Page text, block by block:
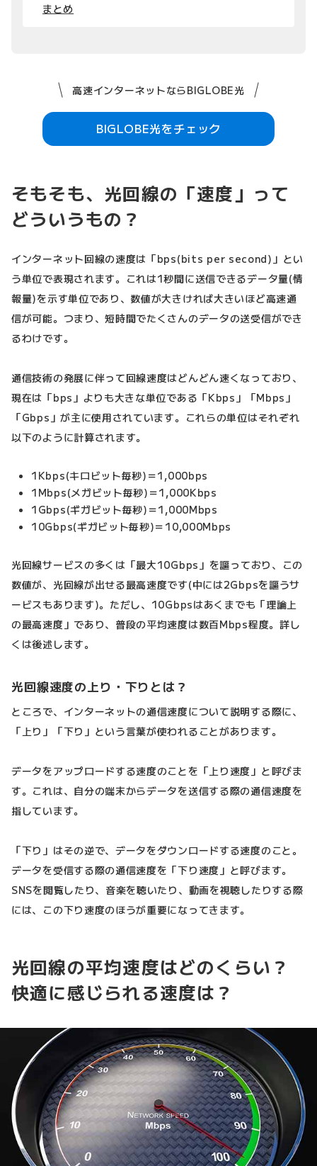
まとめ
高速インターネットならBIGLOBE光
BIGLOBE光をチェック
そもそも、光回線の「速度」って
どういうもの？
インターネット回線の速度は「bps(bits per second)」とい
う単位で表現されます。これは1秒間に送信できるデータ量(情
報量)を示す単位であり、数値が大きければ大きいほど高速通
信が可能。つまり、短時間でたくさんのデータの送受信ができ
るわけです。
通信技術の発展に伴って回線速度はどんどん速くなっており、
現在は「bps」よりも大きな単位である「Kbps」「Mbps」
「Gbps」が主に使用されています。これらの単位はそれぞれ
以下のように計算されます。
1Kbps(キロビット毎秒)＝1,000bps
1Mbps(メガビット毎秒)＝1,000Kbps
1Gbps(ギガビット毎秒)＝1,000Mbps
10Gbps(ギガビット毎秒)＝10,000Mbps
光回線サービスの多くは「最大10Gbps」を謳っており、この
数値が、光回線が出せる最高速度です(中には2Gbpsを謳うサ
ービスもあります)。ただし、10Gbpsはあくまでも「理論上
の最高速度」であり、普段の平均速度は数百Mbps程度。詳し
くは後述します。
光回線速度の上り・下りとは？
ところで、インターネットの通信速度について説明する際に、
「上り」「下り」という言葉が使われることがあります。
データをアップロードする速度のことを「上り速度」と呼びま
す。これは、自分の端末からデータを送信する際の通信速度を
指しています。
「下り」はその逆で、データをダウンロードする速度のこと。
データを受信する際の通信速度を「下り速度」と呼びます。
SNSを閲覧したり、音楽を聴いたり、動画を視聴したりする際
には、この下り速度のほうが重要になってきます。
光回線の平均速度はどのくらい？
快適に感じられる速度は？